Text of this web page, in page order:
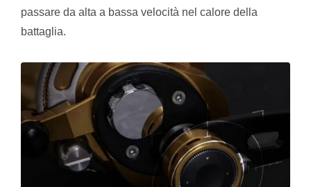
passare da alta a bassa velocità nel calore della
battaglia.